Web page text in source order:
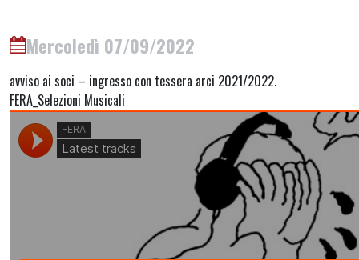
Mercoledì 07/09/2022
avviso ai soci – ingresso con tessera arci 2021/2022.
FERA_Selezioni Musicali